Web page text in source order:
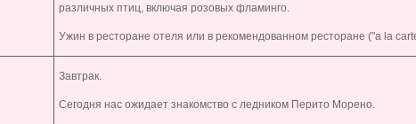
различных птиц, включая розовых фламинго.
Ужин в ресторане отеля или в рекомендованном ресторане ("a la
Завтрак.
Сегодня нас ожидает знакомство с ледником Перито Морено.